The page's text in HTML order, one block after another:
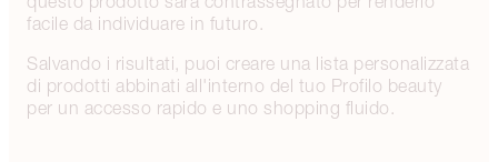
facile da individuare in futuro.
Salvando i risultati, puoi creare una lista personalizzata
di prodotti abbinati all'interno del tuo Profilo beauty
per un accesso rapido e uno shopping fluido.